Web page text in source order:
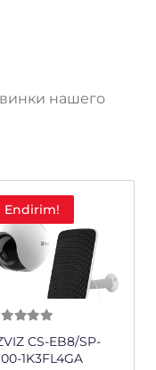
нашего
Endirim!
CS-EB8/SP-
1K3FL4GA